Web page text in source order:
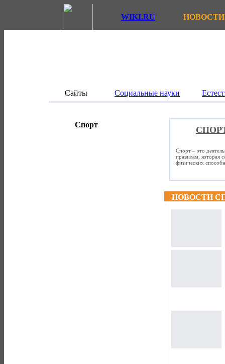
WIKI.RU НОВОСТИ
Сайты Социальные науки
Спорт
Спорт – это
правилам, которая
физических
НОВОСТИ